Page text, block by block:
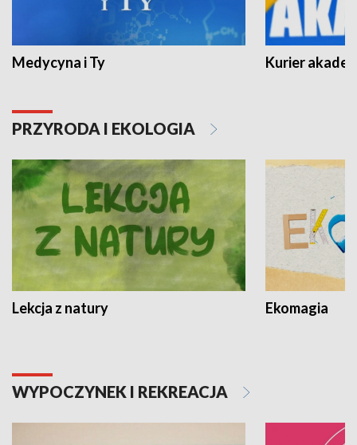
Medycyna i Ty Kurier
PRZYRODA I EKOLOGIA
Lekcja z natury Ekomagia
WYPOCZYNEK I REKREACJA